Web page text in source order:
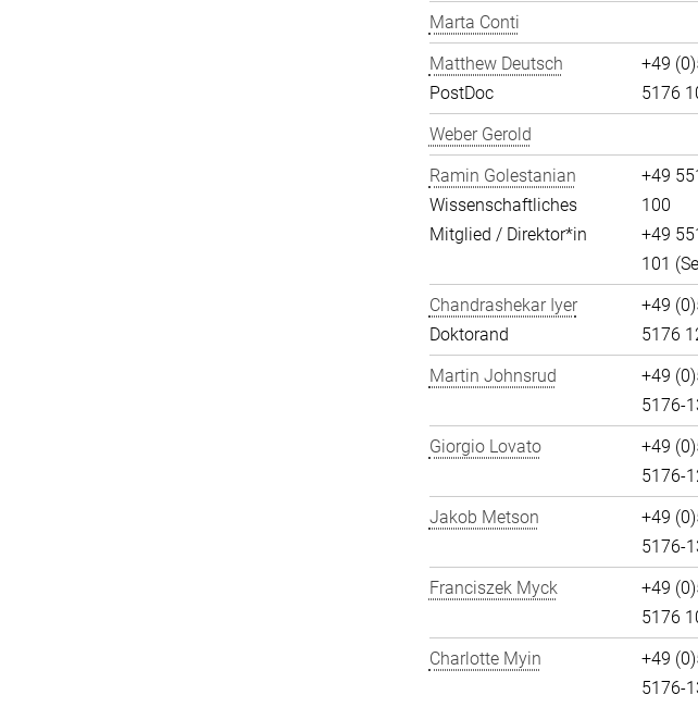
Marta Conti
Matthew Deutsch
PostDoc
+49
5176
Weber Gerold
Ramin Golestanian
Wissenschaftliches
Mitglied / Direktor*in
+49
100
+49
101
Chandrashekar Iyer
Doktorand
+49
5176
Martin Johnsrud
+49
5176-
Giorgio Lovato
+49
5176-
Jakob Metson
+49
5176-
Franciszek Myck
+49
5176
Charlotte Myin
+49
5176-